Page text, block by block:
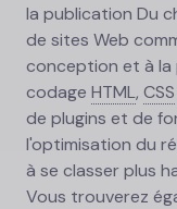
la publication Du
de sites Web
conception et à la
codage HTML, CSS
de plugins et de
l'optimisation du
à se classer plus
Vous trouverez